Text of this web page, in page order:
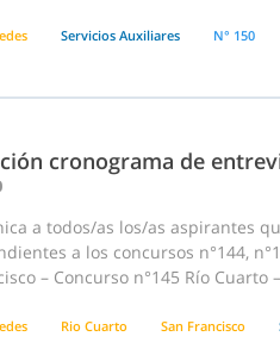
Servicios Auxiliares N° 150
cronograma de
a todos/as los/as aspirantes
a los concursos n°144,
– Concurso n°145 Río Cuarto
Rio Cuarto San Francisco